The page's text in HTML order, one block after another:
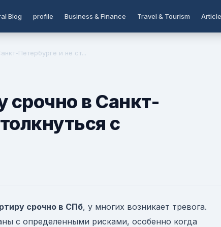
Blog profile Business & Finance Travel & Tourism Article
Петербурге и не ст...
срочно в Санкт-
с
срочно в СПб, у многих возникает тревога.
с определенными рисками, особенно когда